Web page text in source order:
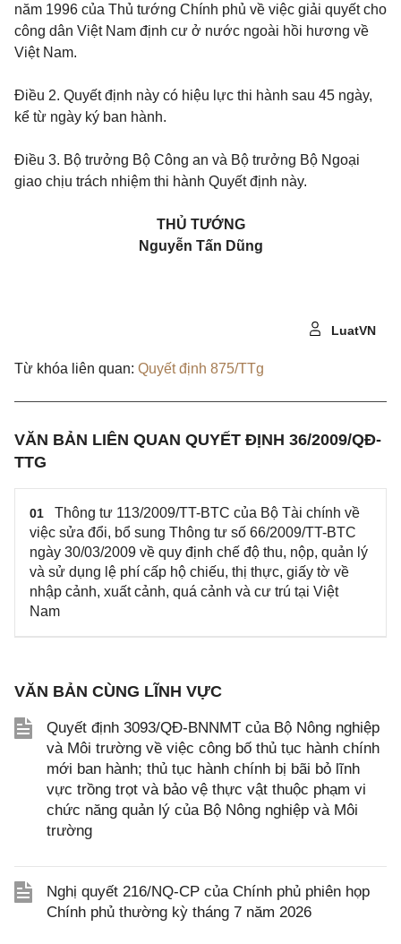
năm 1996 của Thủ tướng Chính phủ về việc giải quyết cho
công dân Việt Nam định cư ở nước ngoài hồi hương về
Việt Nam.
Điều 2. Quyết định này có hiệu lực thi hành sau 45 ngày,
kể từ ngày ký ban hành.
Điều 3. Bộ trưởng Bộ Công an và Bộ trưởng Bộ Ngoại
giao chịu trách nhiệm thi hành Quyết định này.
THỦ TƯỚNG
Nguyễn Tấn Dũng
LuatVN
Từ khóa liên quan: Quyết định 875/TTg
VĂN BẢN LIÊN QUAN QUYẾT ĐỊNH 36/2009/QĐ-
TTG
01
Thông tư 113/2009/TT-BTC của Bộ Tài chính về
việc sửa đổi, bổ sung Thông tư số 66/2009/TT-BTC
ngày 30/03/2009 về quy định chế độ thu, nộp, quản lý
và sử dụng lệ phí cấp hộ chiếu, thị thực, giấy tờ về
nhập cảnh, xuất cảnh, quá cảnh và cư trú tại Việt
Nam
VĂN BẢN CÙNG LĨNH VỰC
Quyết định 3093/QĐ-BNNMT của Bộ Nông nghiệp
và Môi trường về việc công bố thủ tục hành chính
mới ban hành; thủ tục hành chính bị bãi bỏ lĩnh
vực trồng trọt và bảo vệ thực vật thuộc phạm vi
chức năng quản lý của Bộ Nông nghiệp và Môi
trường
Nghị quyết 216/NQ-CP của Chính phủ phiên họp
Chính phủ thường kỳ tháng 7 năm 2026